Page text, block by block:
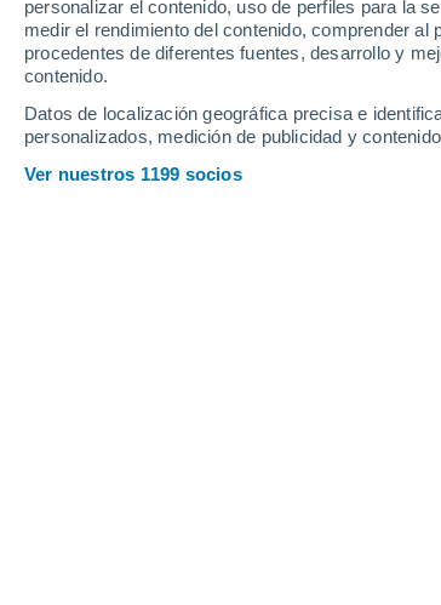
personalizar el contenido, uso de perfiles para la
medir el rendimiento del contenido, comprender
procedentes de diferentes fuentes, desarrollo y
contenido.
Datos de localización geográfica precisa e
personalizados, medición de publicidad y
Ver nuestros 1199 socios